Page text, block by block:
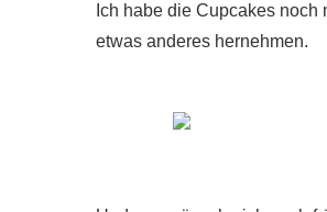
Ich habe die Cupcakes
etwas anderes hernehmen.